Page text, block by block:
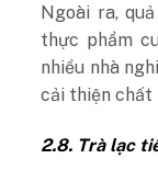
Ngoài ra,
thực phẩm
nhiều nhà
cải thiện chất
2.8. Trà lạc